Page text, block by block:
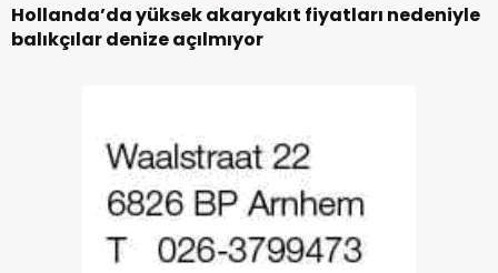
Hollanda’da yüksek akaryakıt fiyatları nedeniyle
balıkçılar denize açılmıyor